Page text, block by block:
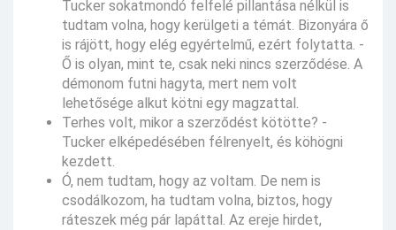
Tucker sokatmondó felfelé pillantása nélkül is
tudtam volna, hogy kerülgeti a témát. Bizonyára ő
is rájött, hogy elég egyértelmű, ezért folytatta. -
Ő is olyan, mint te, csak neki nincs szerződése. A
démonom futni hagyta, mert nem volt
lehetősége alkut kötni egy magzattal.
Terhes volt, mikor a szerződést kötötte? -
Tucker elképedésében félrenyelt, és köhögni
kezdett.
Ó, nem tudtam, hogy az voltam. De nem is
csodálkozom, ha tudtam volna, biztos, hogy
ráteszek még pár lapáttal. Az ereje hirdet,